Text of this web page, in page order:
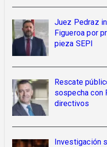
Juez Pedraz
Figueroa por
pieza SEPI
Rescate
sospecha con
directivos
Investigación